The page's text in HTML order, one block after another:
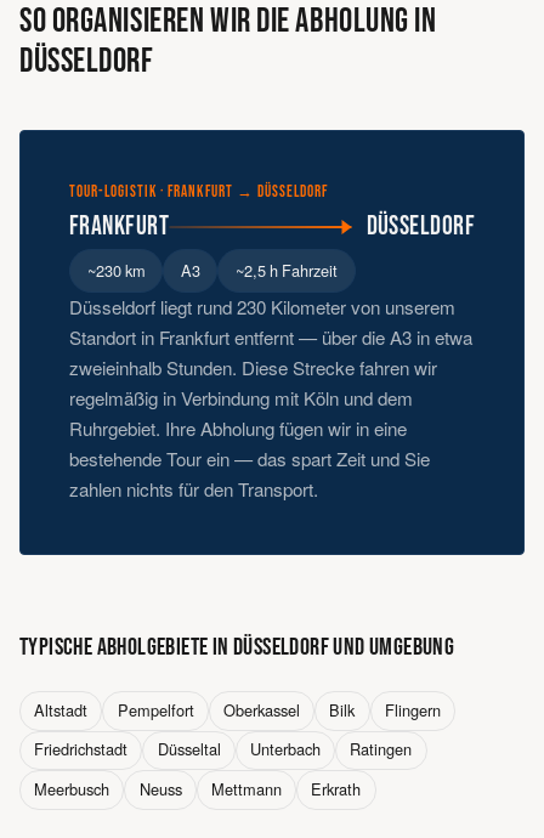
SO ORGANISIEREN WIR DIE ABHOLUNG IN
DÜSSELDORF
TOUR-LOGISTIK · FRANKFURT → DÜSSELDORF
Frankfurt Düsseldorf
~230 km A3 ~2,5 h Fahrzeit
Düsseldorf liegt rund 230 Kilometer von unserem
Standort in Frankfurt entfernt — über die A3 in etwa
zweieinhalb Stunden. Diese Strecke fahren wir
regelmäßig in Verbindung mit Köln und dem
Ruhrgebiet. Ihre Abholung fügen wir in eine
bestehende Tour ein — das spart Zeit und Sie
zahlen nichts für den Transport.
TYPISCHE ABHOLGEBIETE IN DÜSSELDORF UND UMGEBUNG
Altstadt Pempelfort Oberkassel Bilk
Flingern
Friedrichstadt
Düsseltal Unterbach
Ratingen
Meerbusch
Neuss Mettmann Erkrath